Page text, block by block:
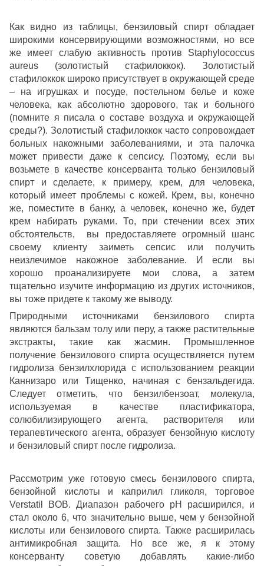
Как видно из таблицы, бензиловый спирт обладает
широкими консервирующими возможностями, но все
же имеет слабую активность против Staphylococcus
aureus (золотистый стафилоккок). Золотистый
стафилоккок широко присутствует в окружающей среде
– на игрушках и посуде, постельном белье и коже
человека, как абсолютно здорового, так и больного
(помните я писала о составе воздуха и окружающей
среды?). Золотистый стафилоккок часто сопровождает
больных накожными заболеваниями, и эта палочка
может привести даже к сепсису. Поэтому, если вы
возьмете в качестве консерванта только бензиловый
спирт и сделаете, к примеру, крем, для человека,
который имеет проблемы с кожей. Крем, вы, конечно
же, поместите в банку, а человек, конечно же, будет
крем набирать руками. То, при стечении всех этих
обстоятельств, вы предоставляете огромный шанс
своему клиенту заиметь сепсис или получить
неизлечимое накожное заболевание. И если вы
хорошо проанализируете мои слова, а затем
тщательно изучите информацию из других источников,
вы тоже придете к такому же выводу.
Природными источниками бензилового спирта
являются бальзам толу или перу, а также растительные
экстракты, такие как жасмин. Промышленное
получение бензилового спирта осуществляется путем
гидролиза бензилхлорида с использованием реакции
Каннизаро или Тищенко, начиная с бензальдегида.
Следует отметить, что бензилбензоат, молекула,
используемая в качестве пластификатора,
солюбилизирующего агента, растворителя или
терапевтического агента, образует бензойную кислоту
и бензиловый спирт после гидролиза.
Рассмотрим уже готовую смесь бензилового спирта,
бензойной кислоты и каприлил гликоля, торговое
Verstatil BOB. Диапазон рабочего рН расширился, и
стал около 6, что значительно выше, чем у бензойной
кислоты или бензилового спирта. Также расширилась
антимикробная защита. Но все же, я к этому
консерванту советую добавлять какие-либо